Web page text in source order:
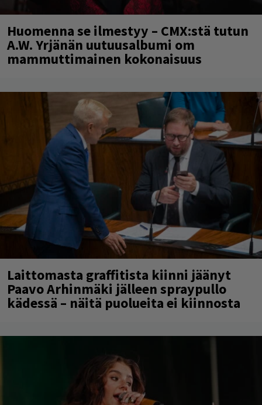
Huomenna se ilmestyy – CMX:stä tutun
A.W. Yrjänän uutuusalbumi om
mammuttimainen kokonaisuus
Laittomasta graffitista kiinni jäänyt
Paavo Arhinmäki jälleen spraypullo
kädessä – näitä puolueita ei kiinnosta